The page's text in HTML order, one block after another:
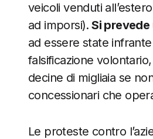
veicoli venduti
ad imporsi). Si
ad essere state
falsificazione
decine di migliaia se
concessionari che
Le proteste contro